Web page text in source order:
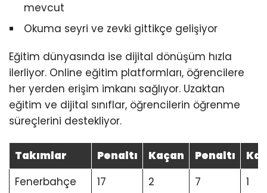
mevcut
Okuma seyri ve zevki gittikçe gelişiyor
Eğitim dünyasında ise dijital dönüşüm hızla
ilerliyor. Online eğitim platformları, öğrencilere
her yerden erişim imkanı sağlıyor. Uzaktan
eğitim ve dijital sınıflar, öğrencilerin öğrenme
süreçlerini destekliyor.
Takımlar Penaltı Kaçan Penaltı
Fenerbahçe
17 2 7 1